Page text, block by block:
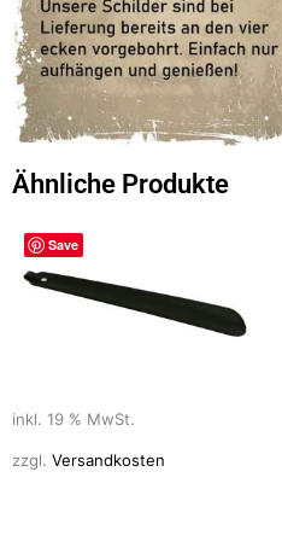
Ähnliche Produkte
Save
inkl. 19 % MwSt.
zzgl. Versandkosten